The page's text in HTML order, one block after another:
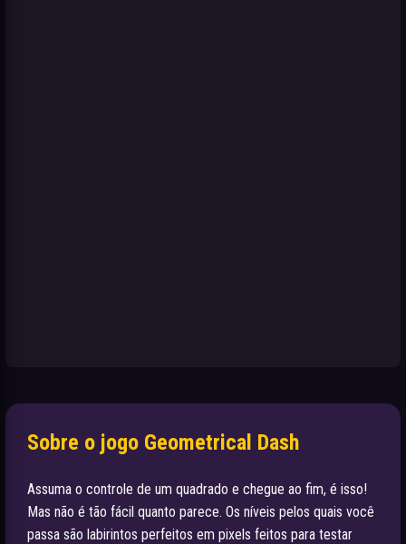
Sobre o jogo Geometrical Dash
Assuma o controle de um quadrado e chegue ao fim, é isso!
Mas não é tão fácil quanto parece. Os níveis pelos quais você
passa são labirintos perfeitos em pixels feitos para testar